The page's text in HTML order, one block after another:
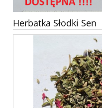
Herbatka Słodki Sen